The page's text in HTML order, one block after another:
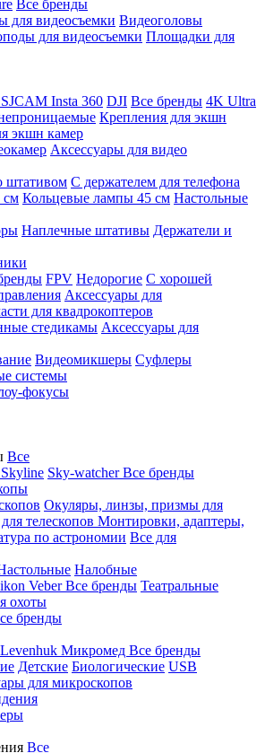
Все бренды
видеосъемки Видеоголовы
для видеосъемки Площадки для
SJCAM Insta 360 DJI Все бренды 4K Ultra
Крепления для экшн
экшн камер
Аксессуары для видео
штативом C держателем для телефона
см Кольцевые лампы 45 см Настольные
Наплечные штативы Держатели и
FPV Недорогие С хорошей
Аксессуары для
для квадрокоптеров
стедикамы Аксессуары для
Видеомикшеры Суфлеры
системы
фокусы
Все
Sky-watcherВсе бренды
Окуляры, линзы, призмы для
телескопов Монтировки, адаптеры,
по астрономии Все для
Налобные
VeberВсе бренды Театральные
охоты
бренды
Levenhuk Микромед Все бренды
Детские Биологические USB
для микроскопов
Все